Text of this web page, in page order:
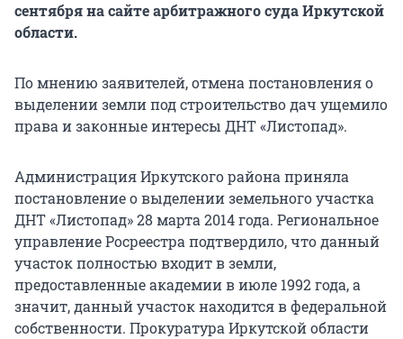
сентября на сайте арбитражного суда Иркутской
области.
По мнению заявителей, отмена постановления о
выделении земли под строительство дач ущемило
права и законные интересы ДНТ «Листопад».
Администрация Иркутского района приняла
постановление о выделении земельного участка
ДНТ «Листопад» 28 марта 2014 года. Региональное
управление Росреестра подтвердило, что данный
участок полностью входит в земли,
предоставленные академии в июле 1992 года, а
значит, данный участок находится в федеральной
собственности. Прокуратура Иркутской области